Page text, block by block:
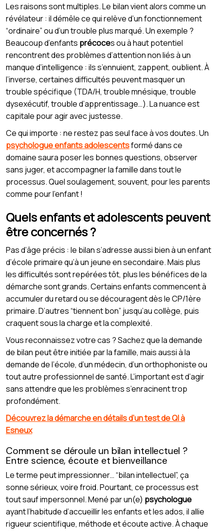
Les raisons sont multiples. Le bilan vient alors comme un
révélateur : il démêle ce qui relève d’un fonctionnement
“ordinaire” ou d’un trouble plus marqué. Un exemple ?
Beaucoup d’enfants précoces ou à haut potentiel
rencontrent des problèmes d’attention non liés à un
manque d’intelligence : ils s’ennuient, zappent, oublient. À
l’inverse, certaines difficultés peuvent masquer un
trouble spécifique (TDA/H, trouble mnésique, trouble
dysexécutif, trouble d’apprentissage…). La nuance est
capitale pour agir avec justesse.
Ce qui importe : ne restez pas seul face à vos doutes. Un
psychologue enfants adolescentsformé dans ce
domaine saura poser les bonnes questions, observer
sans juger, et accompagner la famille dans tout le
processus. Quel soulagement, souvent, pour les parents
comme pour l’enfant !
Quels enfants et adolescents peuvent
être concernés ?
Pas d’âge précis : le bilan s’adresse aussi bien à un enfant
d’école primaire qu’à un jeune en secondaire. Mais plus
les difficultés sont repérées tôt, plus les bénéfices de la
démarche sont grands. Certains enfants commencent à
accumuler du retard ou se découragent dès le CP/1ère
primaire. D’autres “tiennent bon” jusqu’au collège, puis
craquent sous la charge et la complexité.
Vous reconnaissez votre cas ? Sachez que la demande
de bilan peut être initiée par la famille, mais aussi à la
demande de l’école, d’un médecin, d’un orthophoniste ou
tout autre professionnel de santé. L’important est d’agir
sans attendre que les problèmes s’enracinent trop
profondément.
Découvrez la démarche en détails d’un test de QI à
Esneux
Comment se déroule un bilan intellectuel ?
Entre science, écoute et bienveillance
Le terme peut impressionner… “bilan intellectuel”, ça
sonne sérieux, voire froid. Pourtant, ce processus est
tout sauf impersonnel. Mené par un(e) psychologue
ayant l’habitude d’accueillir les enfants et les ados, il allie
rigueur scientifique, méthode et écoute active. À chaque